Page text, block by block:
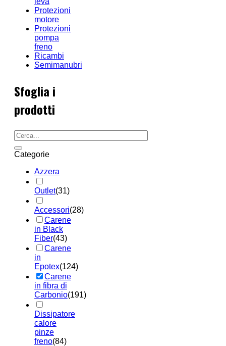
Protezioni
motore
Protezioni
pompa
freno
Ricambi
Semimanubri
Sfoglia i
prodotti
Categorie
Azzera
Outlet(31)
Accessori(28)
Carene
in Black
Fiber(43)
Carene
in
Epotex(124)
Carene
in fibra di
Carbonio(191)
Dissipatore
calore
pinze
freno(84)